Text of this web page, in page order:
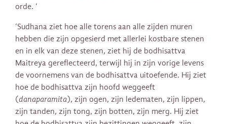
orde. ‘
‘Sudhana ziet hoe alle torens aan alle zijden muren
hebben die zijn opgesierd met allerlei kostbare stenen
en in elk van deze stenen, ziet hij de bodhisattva
Maitreya gereflecteerd, terwijl hij in zijn vorige levens
de voornemens van de bodhisattva uitoefende. Hij ziet
hoe de bodhisattva zijn hoofd weggeeft
(danaparamita), zijn ogen, zijn ledematen, zijn lippen,
zijn tanden, zijn tong, zijn botten, zijn merg. Hij ziet